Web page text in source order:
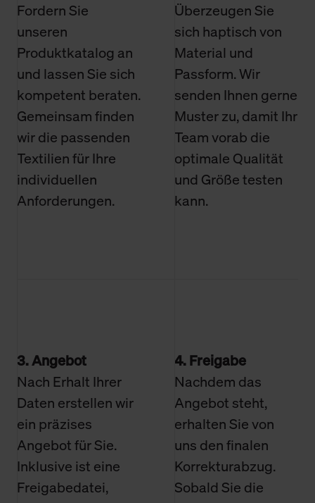
Fordern Sie
unseren
Produktkatalog an
und lassen Sie sich
kompetent beraten.
Gemeinsam finden
wir die passenden
Textilien für Ihre
individuellen
Anforderungen.
Überzeugen Sie
sich haptisch von
Material und
Passform. Wir
senden Ihnen gerne
Muster zu, damit Ihr
Team vorab die
optimale Qualität
und Größe testen
kann.
3. Angebot
Nach Erhalt Ihrer
Daten erstellen wir
ein präzises
Angebot für Sie.
Inklusive ist eine
Freigabedatei,
4. Freigabe
Nachdem das
Angebot steht,
erhalten Sie von
uns den finalen
Korrekturabzug.
Sobald Sie die